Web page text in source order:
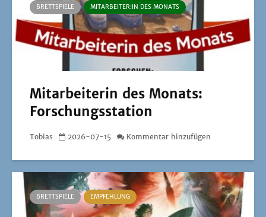
BRETTSPIELE MITARBEITER:IN DES MONATS
Mitarbeiterin des Monats:
Forschungsstation
Tobias 2026-07-15 Kommentar hinzufügen
BRETTSPIELE EMPFEHLUNG